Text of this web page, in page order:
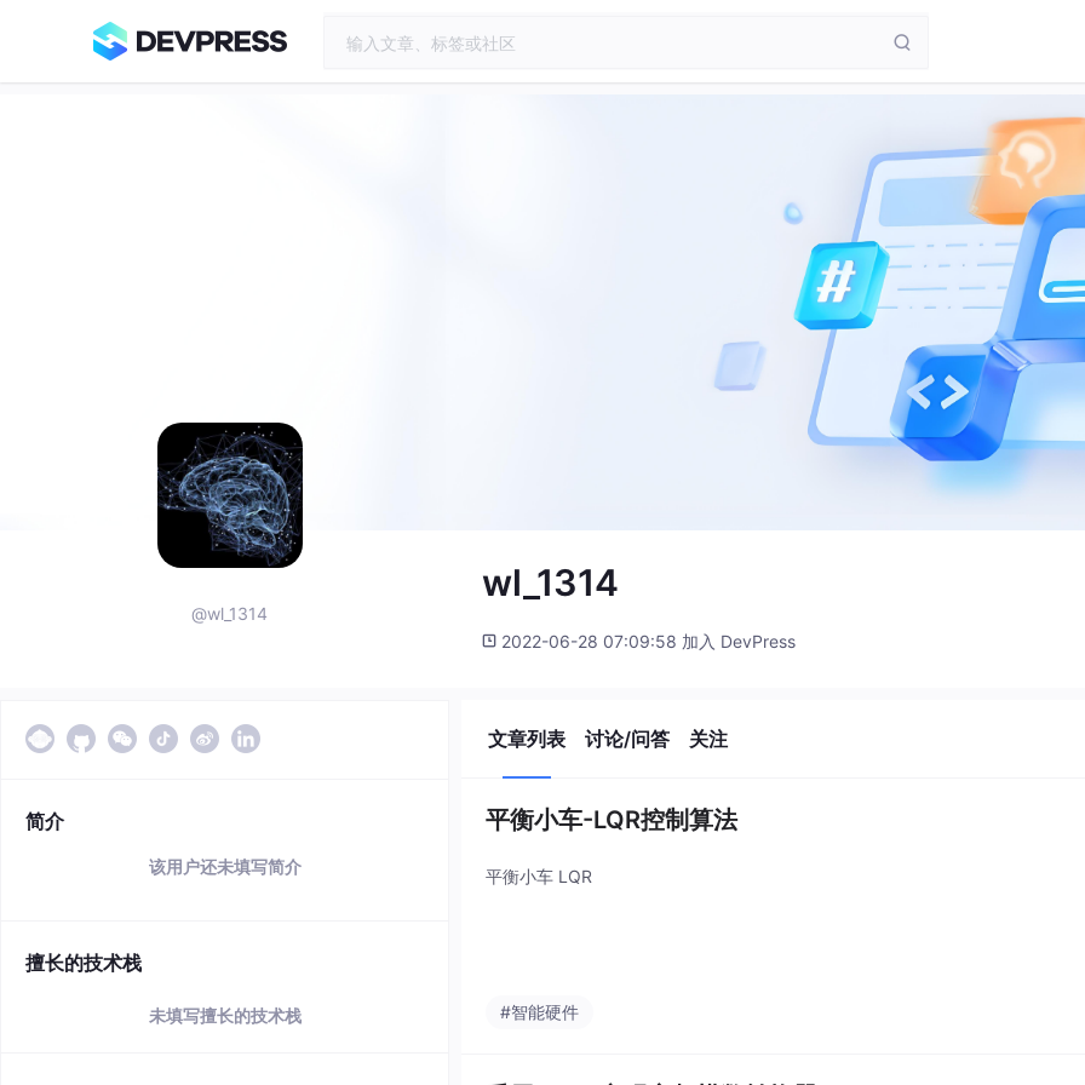
@wl_1314
wl_1314
2022-06-28 07:09:58 加入 DevPress
简介
该用户还未填写简介
擅长的技术栈
未填写擅长的技术栈
文章列表 讨论/问答 关注
平衡小车-LQR控制算法
平衡小车 LQR
#智能硬件